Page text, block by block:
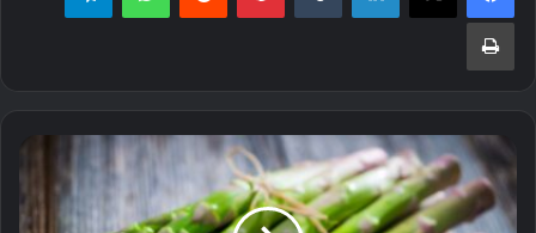
چاپ
مارچوبه
چیست؟
+
بررسی